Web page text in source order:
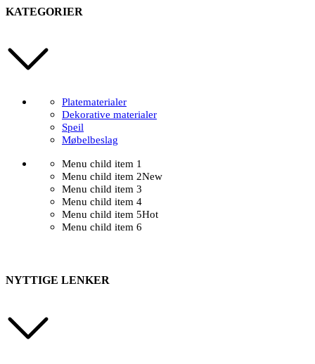
KATEGORIER
Platematerialer
Dekorative materialer
Speil
Møbelbeslag
Menu child item 1
Menu child item 2New
Menu child item 3
Menu child item 4
Menu child item 5Hot
Menu child item 6
NYTTIGE LENKER